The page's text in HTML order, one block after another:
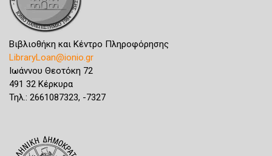
Βιβλιοθήκη και Κέντρο Πληροφόρησης
LibraryLoan@ionio.gr
Ιωάννου Θεοτόκη 72
491 32 Κέρκυρα
Τηλ.: 2661087323, -7327